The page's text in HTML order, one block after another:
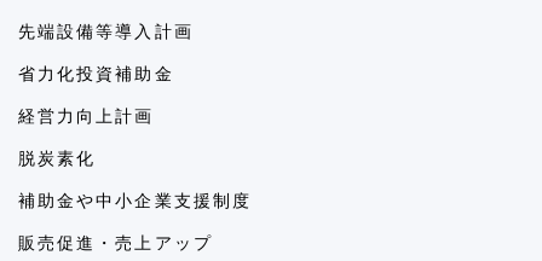
先端設備等導入計画
省力化投資補助金
経営力向上計画
脱炭素化
補助金や中小企業支援制度
販売促進・売上アップ